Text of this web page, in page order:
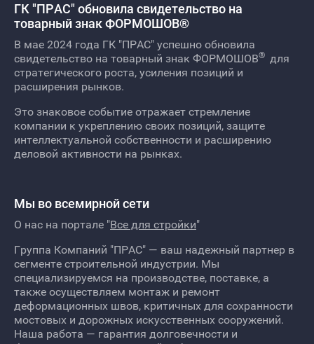
ГК "ПРАС" обновила свидетельство на
товарный знак ФОРМОШОВ®
В мае 2024 года ГК "ПРАС" успешно обновила
свидетельство на товарный знак ФОРМОШОВ® для
стратегического роста, усиления позиций и
расширения рынков.
Это знаковое событие отражает стремление
компании к укреплению своих позиций, защите
интеллектуальной собственности и расширению
деловой активности на рынках.
Мы во всемирной сети
О нас на портале "Все для стройки"
Группа Компаний "ПРАС" — ваш надежный партнер в
сегменте строительной индустрии. Мы
специализируемся на производстве, поставке, а
также осуществляем монтаж и ремонт
деформационных швов, критичных для сохранности
мостовых и дорожных искусственных сооружений.
Наша работа — гарантия долговечности и